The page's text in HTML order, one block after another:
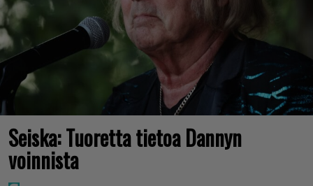
Seiska: Tuoretta tietoa Dannyn
voinnista